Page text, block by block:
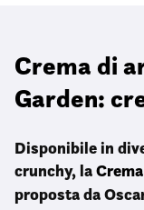
Crema di
Garden:
Disponibile in
crunchy, la
proposta da